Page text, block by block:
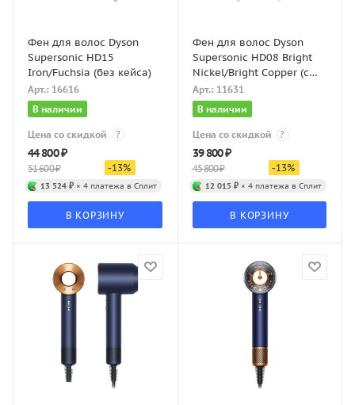
Фен для волос Dyson
Supersonic HD15
Iron/Fuchsia (без кейса)
Арт.: 16616
В наличии
Цена со скидкой ?
44 800₽
51 600₽ -13%
13 524 ₽ × 4 платежа в Сплит
В КОРЗИНУ
Фен для волос Dyson
Supersonic HD08 Bright
Nickel/Bright Copper (с
кейсом)
Арт.: 11631
В наличии
Цена со скидкой ?
39 800₽
45 800₽ -13%
12 015 ₽× 4 платежа в Сплит
В КОРЗИНУ